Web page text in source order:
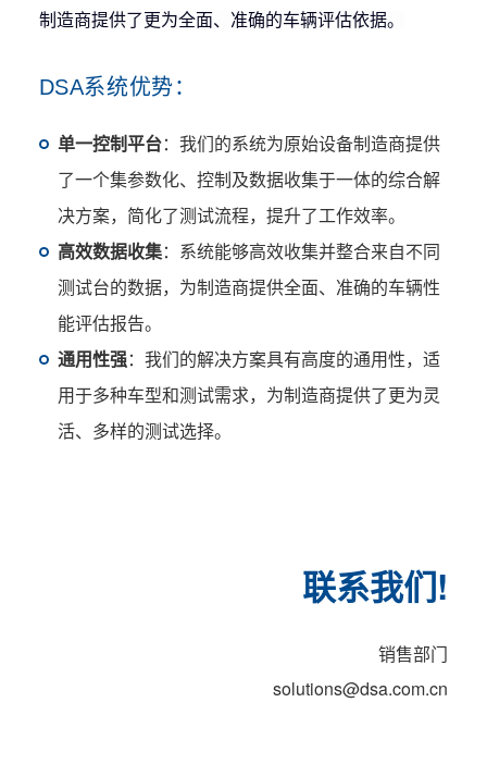
制造商提供了更为全面、准确的车辆评估依据。
DSA系统优势：
单一控制平台：我们的系统为原始设备制造商提供
了一个集参数化、控制及数据收集于一体的综合解
决方案，简化了测试流程，提升了工作效率。
高效数据收集：系统能够高效收集并整合来自不同
测试台的数据，为制造商提供全面、准确的车辆性
能评估报告。
通用性强：我们的解决方案具有高度的通用性，适
用于多种车型和测试需求，为制造商提供了更为灵
活、多样的测试选择。
联系我们!
销售部门
solutions@dsa.com.cn